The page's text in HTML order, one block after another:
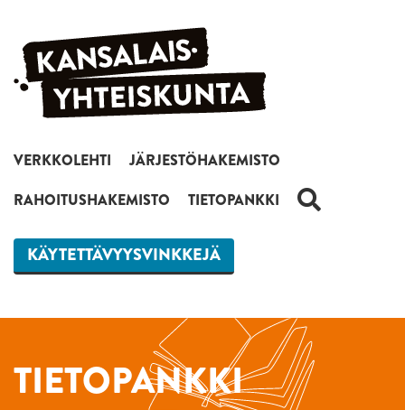
Siirry sisältöön
VERKKOLEHTI
JÄRJESTÖHAKEMISTO
RAHOITUSHAKEMISTO
TIETOPANKKI HAKU
KÄYTETTÄVYYSVINKKEJÄ
TIETOPANKKI